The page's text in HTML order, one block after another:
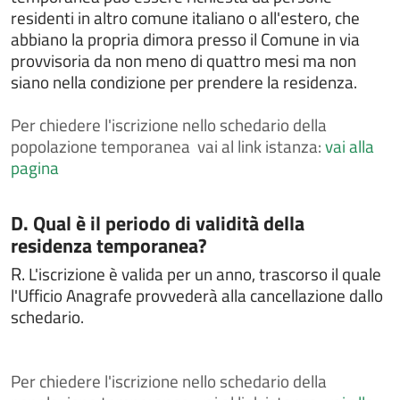
Dichiarare l'avvenuta riconciliazione con il coniuge
Dichiarare l'esatta indicazione del nome composto da
più elementi
Dichiarazione di dimora abituale per cittadini
Dissequestro di veicoli sequestrati perchè sprovvisti
di assicurazione
Donazione degli organi
IMU - Imposta Municipale Unica
Intrattenimenti, spettacoli, eventi e manifestazioni
Iscriversi all'albo comunale delle associazioni
Iscriversi o cancellarsi dall'albo degli scrutatori
Iscriversi o cancellarsi dall'albo dei presidenti di
seggio
residenti in altro comune italiano o all'estero, che
abbiano la propria dimora presso il Comune in via
provvisoria da non meno di quattro mesi ma non
siano nella condizione per prendere la residenza.
Perchiedere l'iscrizione nello schedario della
popolazione temporanea vai al link istanza:vai alla
pagina
Categoria:
D. Qual è il periodo di validità della
residenza temporanea?
R. L'iscrizione è valida per un anno, trascorso il quale
l'Ufficio Anagrafe provvederà alla cancellazione dallo
schedario.
Perchiedere l'iscrizione nello schedario della